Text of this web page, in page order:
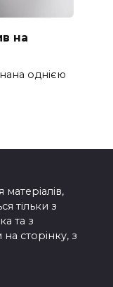
на
однією
тільки з
та з
сторінку, з